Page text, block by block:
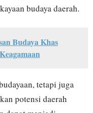
budaya daerah.
Budaya Khas
tetapi juga
potensi daerah